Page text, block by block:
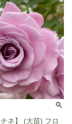
ネ】 (大苗) フロ